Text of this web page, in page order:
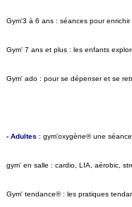
Gym'3 à 6 ans : séances pour enrichir
Gym' 7 ans et plus : les enfants
Gym' ado : pour se dépenser et se
- Adultes : gym'oxygène® une
gym' en salle : cardio, LIA, aérobic,
Gym' tendance® : les pratiques